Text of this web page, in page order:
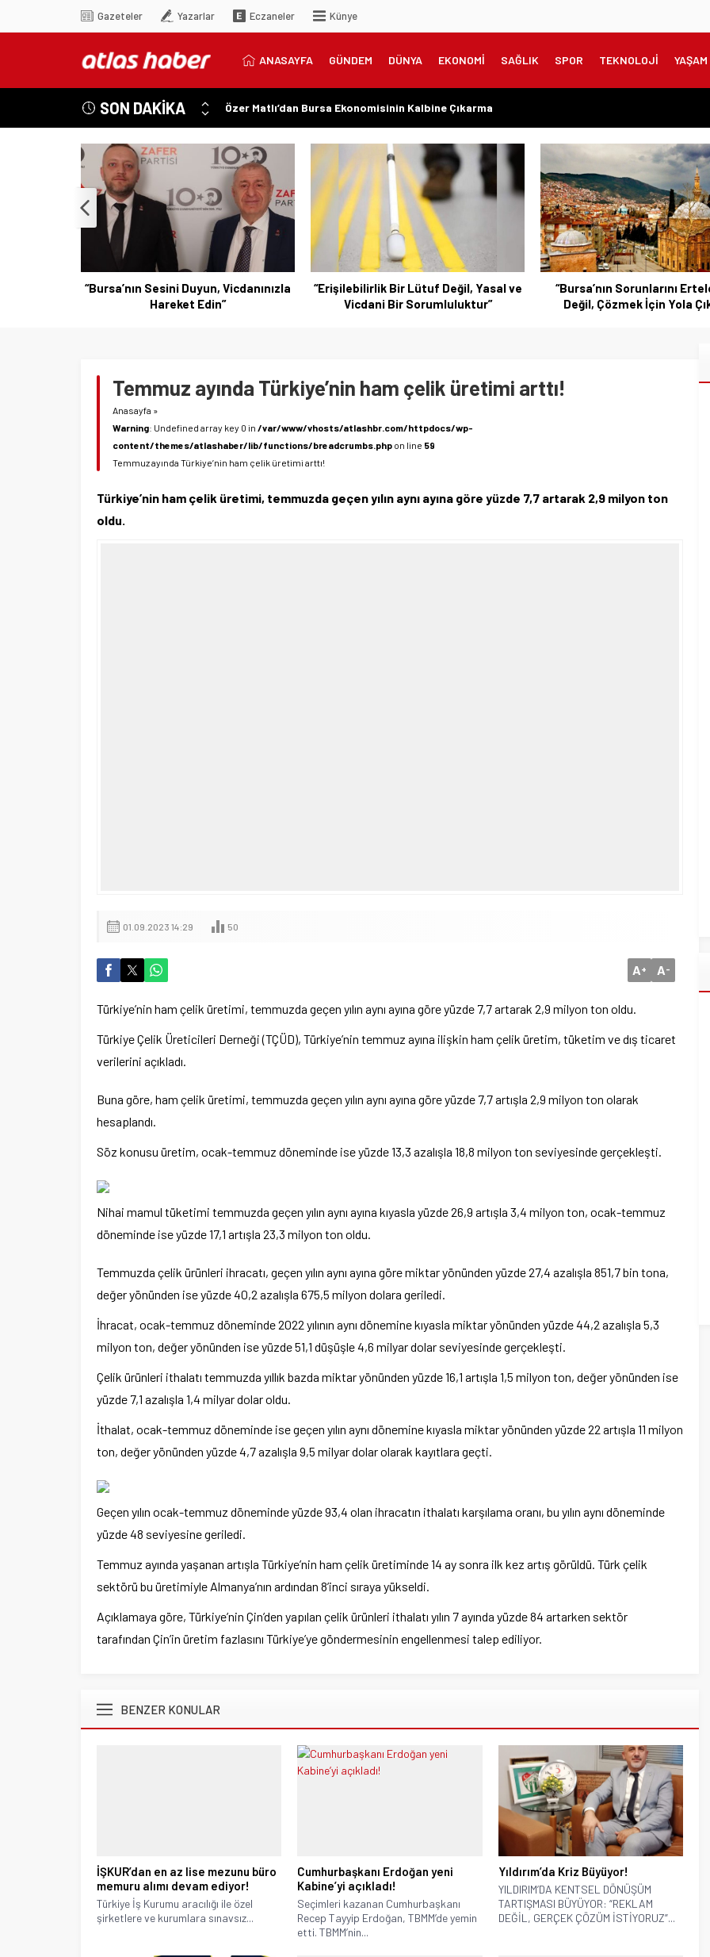
Gazeteler Yazarlar Eczaneler Künye
ANASAYFA GÜNDEM DÜNYA EKONOMİ SAĞLIK SPOR TEKNOLOJİ YAŞAM
SON DAKİKA
Özer Matlı’dan Bursa Ekonomisinin Kalbine Çıkarma
“Aynı Düzenleme Neden Emeklilere Uygulanmadı?”
“Engelli Emekliliğinde Kazanılmış Haklar Korunmalı, Belirsizlikler Son Bulmalı”
“Engelliler Bu Ülkede Başarıyı Kimsenin Lütfuyla Değil, İğneyle Kuyu Kazarak Kazanıyor”
“Bu Ses Siyasi Tartışmaların Değil, Millet Vicdanının Konusudur”
“Bursa’nın Sesini Duyun, Vicdanınızla
Hareket Edin”
“Erişilebilirlik Bir Lütuf Değil, Yasal ve
Vicdani Bir Sorumluluktur”
“Bursa’nın Sorunlarını
Değil, Çözmek İçin Yola
Temmuz ayında Türkiye’nin ham çelik üretimi arttı!
Anasayfa »
Warning: Undefined array key 0 in /var/www/vhosts/atlashbr.com/httpdocs/wp-
content/themes/atlashaber/lib/functions/breadcrumbs.php on line 59
Temmuz ayında Türkiye’nin ham çelik üretimi arttı!
Türkiye’nin ham çelik üretimi, temmuzda geçen yılın aynı ayına göre yüzde 7,7 artarak 2,9 milyon ton
oldu.
01.09.2023 14:29 50
A+ A-
Türkiye’nin ham çelik üretimi, temmuzda geçen yılın aynı ayına göre yüzde 7,7 artarak 2,9 milyon ton oldu.
Türkiye Çelik Üreticileri Derneği (TÇÜD), Türkiye’nin temmuz ayına ilişkin ham çelik üretim, tüketim ve dış ticaret
verilerini açıkladı.
Buna göre, ham çelik üretimi, temmuzda geçen yılın aynı ayına göre yüzde 7,7 artışla 2,9 milyon ton olarak
hesaplandı.
Söz konusu üretim, ocak-temmuz döneminde ise yüzde 13,3 azalışla 18,8 milyon ton seviyesinde gerçekleşti.
Nihai mamul tüketimi temmuzda geçen yılın aynı ayına kıyasla yüzde 26,9 artışla 3,4 milyon ton, ocak-temmuz
döneminde ise yüzde 17,1 artışla 23,3 milyon ton oldu.
Temmuzda çelik ürünleri ihracatı, geçen yılın aynı ayına göre miktar yönünden yüzde 27,4 azalışla 851,7 bin tona,
değer yönünden ise yüzde 40,2 azalışla 675,5 milyon dolara geriledi.
İhracat, ocak-temmuz döneminde 2022 yılının aynı dönemine kıyasla miktar yönünden yüzde 44,2 azalışla 5,3
milyon ton, değer yönünden ise yüzde 51,1 düşüşle 4,6 milyar dolar seviyesinde gerçekleşti.
Çelik ürünleri ithalatı temmuzda yıllık bazda miktar yönünden yüzde 16,1 artışla 1,5 milyon ton, değer yönünden ise
yüzde 7,1 azalışla 1,4 milyar dolar oldu.
İthalat, ocak-temmuz döneminde ise geçen yılın aynı dönemine kıyasla miktar yönünden yüzde 22 artışla 11 milyon
ton, değer yönünden yüzde 4,7 azalışla 9,5 milyar dolar olarak kayıtlara geçti.
Geçen yılın ocak-temmuz döneminde yüzde 93,4 olan ihracatın ithalatı karşılama oranı, bu yılın aynı döneminde
yüzde 48 seviyesine geriledi.
Temmuz ayında yaşanan artışla Türkiye’nin ham çelik üretiminde 14 ay sonra ilk kez artış görüldü. Türk çelik
sektörü bu üretimiyle Almanya’nın ardından 8’inci sıraya yükseldi.
Açıklamaya göre, Türkiye’nin Çin’den yapılan çelik ürünleri ithalatı yılın 7 ayında yüzde 84 artarken sektör
tarafından Çin’in üretim fazlasını Türkiye’ye göndermesinin engellenmesi talep ediliyor.
BENZER KONULAR
İŞKUR’dan en az lise mezunu büro
memuru alımı devam ediyor!
Türkiye İş Kurumu aracılığı ile özel
şirketlere ve kurumlara sınavsız...
Cumhurbaşkanı Erdoğan yeni
Kabine’yi açıkladı!
Seçimleri kazanan Cumhurbaşkanı
Recep Tayyip Erdoğan, TBMM’de yemin
etti. TBMM’nin...
Yıldırım’da Kriz Büyüyor!
YILDIRIM’DA KENTSEL DÖNÜŞÜM
TARTIŞMASI BÜYÜYOR: “REKLAM
DEĞİL, GERÇEK ÇÖZÜM İSTİYORUZ”...